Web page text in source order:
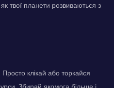
твої планети розвиваються з
клікай або торкайся